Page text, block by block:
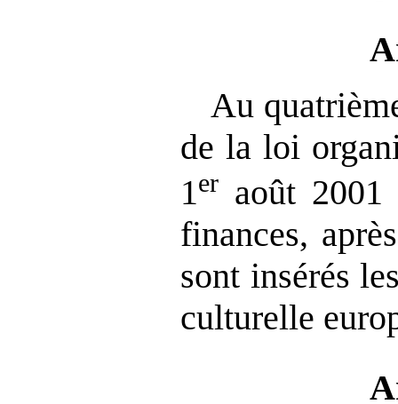
Au
de la loi
1er août
finances,
sont insérés
culturelle